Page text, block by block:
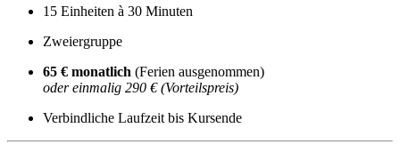
15 Einheiten à 30 Minuten
Zweiergruppe
65 € monatlich (Ferien ausgenommen)
oder einmalig 290 € (Vorteilspreis)
Verbindliche Laufzeit bis Kursende